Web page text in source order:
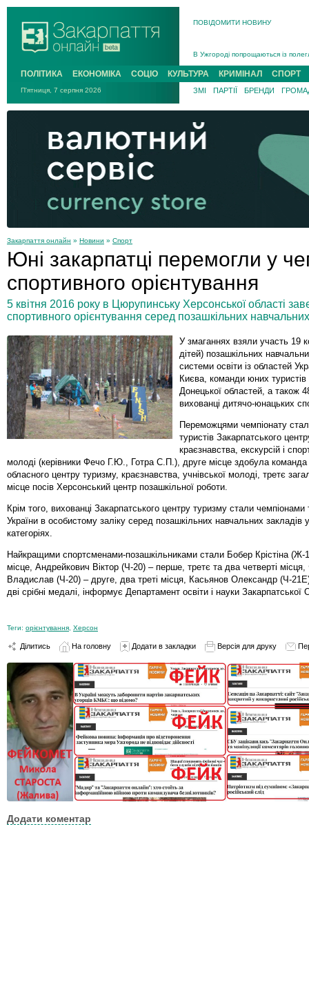
ПОВІДОМИТИ НОВИНУ
В Ужгороді попрощаються із
В Ужгороді 5 серпня
Підтвердили загибель
На війні з рф поліг військовий з
На Хустщині внаслідок ДТП за
Інструктора районного ТЦК на
ПОЛІТИКА ЕКОНОМІКА СОЦІО КУЛЬТУРА КРИМІНАЛ СПОРТ
П'ятниця, 7 серпня 2026 ЗМІ ПАРТІЇ БРЕНДИ
Закарпаття онлайн » Новини » Спорт
Юні закарпатці перемогли у
спортивного орієнтування
5 квітня 2016 року в Цюрупинську Херсонської області
спортивного орієнтування серед позашкільних
У змаганнях взяли участь 19
дітей) позашкільних
системи освіти із областей
Києва, команди юних туристів
Донецької областей, а також
вихованці дитячо-юнацьких
Переможцями чемпіонату
туристів Закарпатського
краєзнавства, екскурсій і
молоді (керівники Фечо Г.Ю., Готра С.П.), друге місце здобула команда
обласного центру туризму, краєзнавства, учнівської молоді, третє
місце посів Херсонський центр позашкільної роботи.
Крім того, вихованці Закарпатського центру туризму стали
України в особистому заліку серед позашкільних навчальних закладів
категоріях.
Найкращими спортсменами-позашкільниками стали Бобер Крістіна (Ж-
місце, Андрейкович Віктор (Ч-20) – перше, третє та два четверті
Владислав (Ч-20) – друге, два треті місця, Касьянов Олександр (Ч-21Е)
дві срібні медалі, інформує Департамент освіти і науки
Теги: орієнтування Херсон
Ділитись На головну Додати в закладки Версія для друку
Додати коментар